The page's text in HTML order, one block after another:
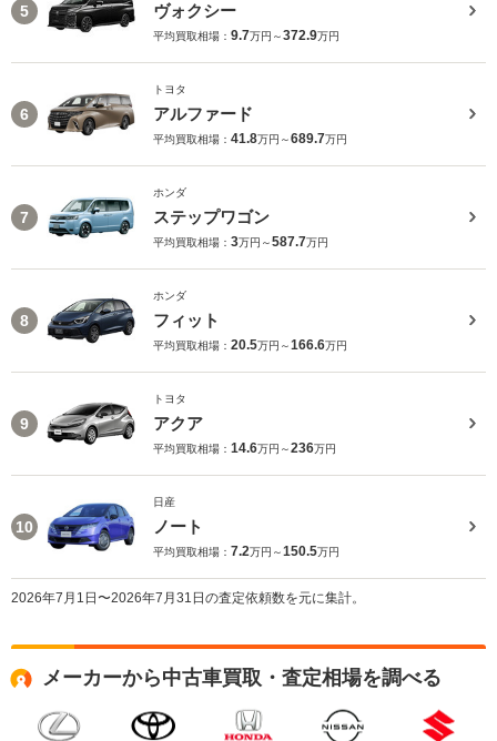
5 ヴォクシー
平均買取相場： 9.7万円～372.9万円
6
トヨタ
アルファード
平均買取相場： 41.8万円～689.7万円
7
ホンダ
ステップワゴン
平均買取相場： 3万円～587.7万円
8
ホンダ
フィット
平均買取相場： 20.5万円～166.6万円
9
トヨタ
アクア
平均買取相場： 14.6万円～236万円
10
日産
ノート
平均買取相場： 7.2万円～150.5万円
2026年7月1日〜2026年7月31日の査定依頼数を元に集計。
メーカーから中古車買取・査定相場を調べる